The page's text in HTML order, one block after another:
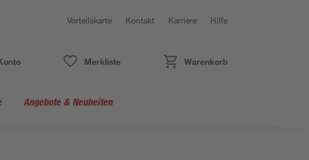
Vorteilskarte Kontakt Karriere Hilfe
Merkliste Warenkorb
Angebote & Neuheiten